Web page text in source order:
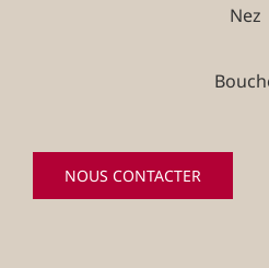
Nez
NOUS CONTACTER